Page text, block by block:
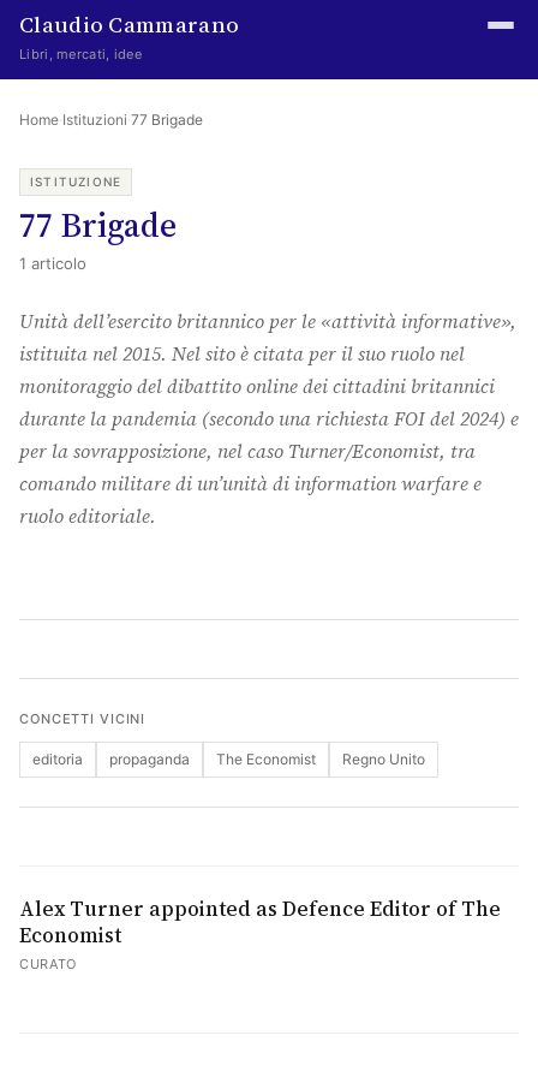
Claudio Cammarano
Libri, mercati, idee
Home
Writings
Curated
Learning log
Irene Media
Indice
About
The Abstract
Home·Istituzioni·77 Brigade
ISTITUZIONE
77 Brigade
1 articolo
Unità dell’esercito britannico per le «attività informative»,
istituita nel 2015. Nel sito è citata per il suo ruolo nel
monitoraggio del dibattito online dei cittadini britannici
durante la pandemia (secondo una richiesta FOI del 2024) e
per la sovrapposizione, nel caso Turner/Economist, tra
comando militare di un’unità di information warfare e
ruolo editoriale.
CONCETTI VICINI
editoria propaganda The Economist Regno Unito
Alex Turner appointed as Defence Editor of The
Economist
CURATO